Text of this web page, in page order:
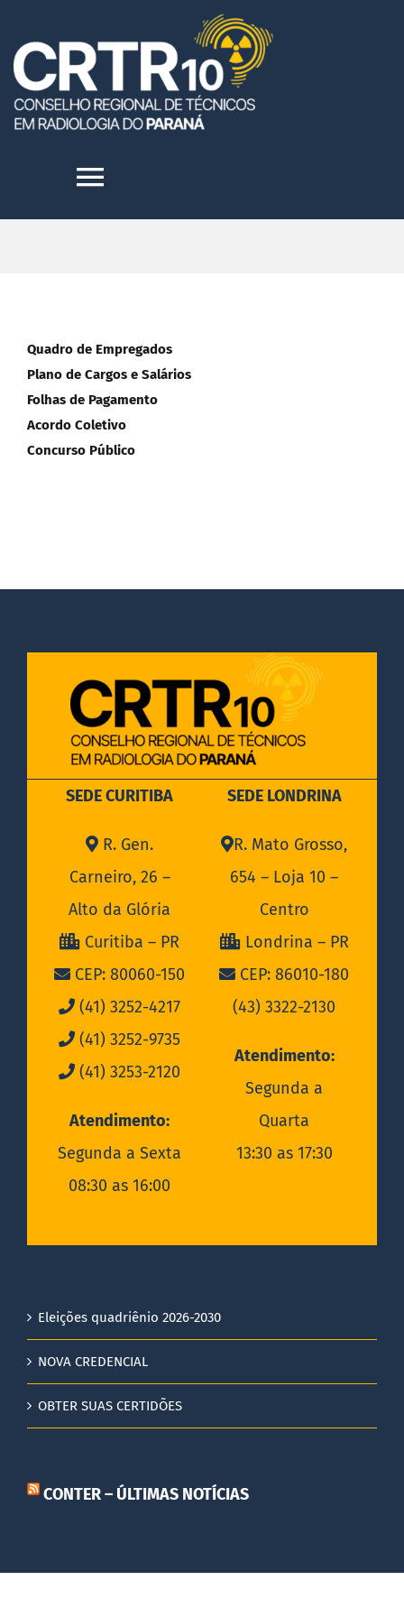
content
Toggle
TRANSPARÊNCIA
DOCUMENTOS
Quadro de Empregados
Plano de Cargos e Salários
Folhas de Pagamento
Acordo Coletivo
Concurso Público
SEDE CURITIBA
R. Gen.
Carneiro, 26 –
Alto da Glória
Curitiba – PR
CEP: 80060-150
(41) 3252-4217
(41) 3252-9735
(41) 3253-2120
Atendimento:
Segunda a Sexta
08:30 as 16:00
SEDE LONDRINA
R. Mato Grosso,
654 – Loja 10 –
Centro
Londrina – PR
CEP: 86010-180
(43) 3322-2130
Atendimento:
Segunda a
Quarta
13:30 as 17:30
Eleições quadriênio 2026-2030
NOVA CREDENCIAL
OBTER SUAS CERTIDÕES
CONTER – ÚLTIMAS NOTÍCIAS